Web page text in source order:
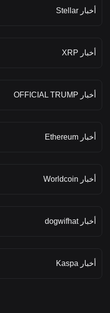
أخبار Stellar
أخبار XRP
أخبار OFFICIAL TRUMP
أخبار Ethereum
أخبار Worldcoin
أخبار dogwifhat
أخبار Kaspa